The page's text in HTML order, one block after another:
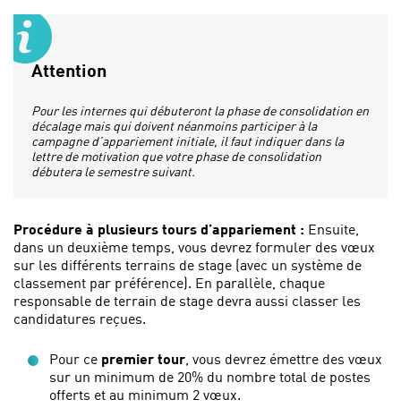
Attention
Pour les internes qui débuteront la phase de consolidation en
décalage mais qui doivent néanmoins participer à la
campagne d’appariement initiale, il faut indiquer dans la
lettre de motivation que votre phase de consolidation
débutera le semestre suivant.
Procédure à plusieurs tours d’appariement : Ensuite,
dans un deuxième temps, vous devrez formuler des vœux
sur les différents terrains de stage (avec un système de
classement par préférence). En parallèle, chaque
responsable de terrain de stage devra aussi classer les
candidatures reçues.
Pour ce premier tour , vous devrez émettre des vœux
sur un minimum de 20% du nombre total de postes
offerts et au minimum 2 vœux.